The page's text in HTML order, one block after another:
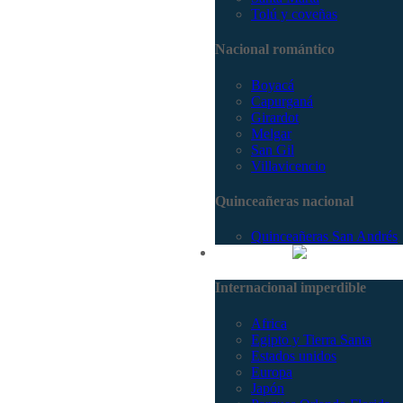
Tolú y coveñas
Nacional romántico
Boyacá
Capurganá
Girardot
Melgar
San Gil
Villavicencio
Quinceañeras nacional
Quinceañeras San Andrés
Internacional imperdible
Africa
Egipto y Tierra Santa
Estados unidos
Europa
Japón